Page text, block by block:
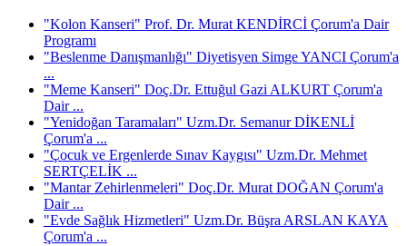
"Kolon Kanseri" Prof. Dr. Murat KENDİRCİ Çorum'a Dair
Programı
"Beslenme Danışmanlığı" Diyetisyen Simge YANCI Çorum'a
...
"Meme Kanseri" Doç.Dr. Ettuğul Gazi ALKURT Çorum'a
Dair ...
"Yenidoğan Taramaları" Uzm.Dr. Semanur DİKENLİ
Çorum'a ...
"Çocuk ve Ergenlerde Sınav Kaygısı" Uzm.Dr. Mehmet
SERTÇELİK ...
"Mantar Zehirlenmeleri" Doç.Dr. Murat DOĞAN Çorum'a
Dair ...
"Evde Sağlık Hizmetleri" Uzm.Dr. Büşra ARSLAN KAYA
Çorum'a ...